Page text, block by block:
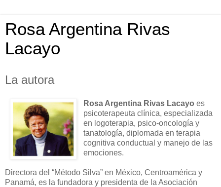
Rosa Argentina Rivas
Lacayo
La autora
Rosa Argentina Rivas Lacayo es
psicoterapeuta clínica, especializada
en logoterapia, psico-oncología y
tanatología, diplomada en terapia
cognitiva conductual y manejo de las
emociones.
Directora del “Método Silva” en México, Centroamérica y
Panamá, es la fundadora y presidenta de la Asociación